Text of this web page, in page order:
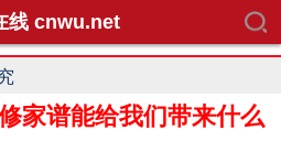
线 cnwu.net
家谱能给我们带来什么